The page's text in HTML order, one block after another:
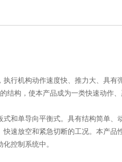
行机构动作速度快、推力大、具有
结构，使本产品成为一类快速动作
和单导向平衡式。具有结构简单、
速放空和紧急切断的工况。本产品
控制系统中。